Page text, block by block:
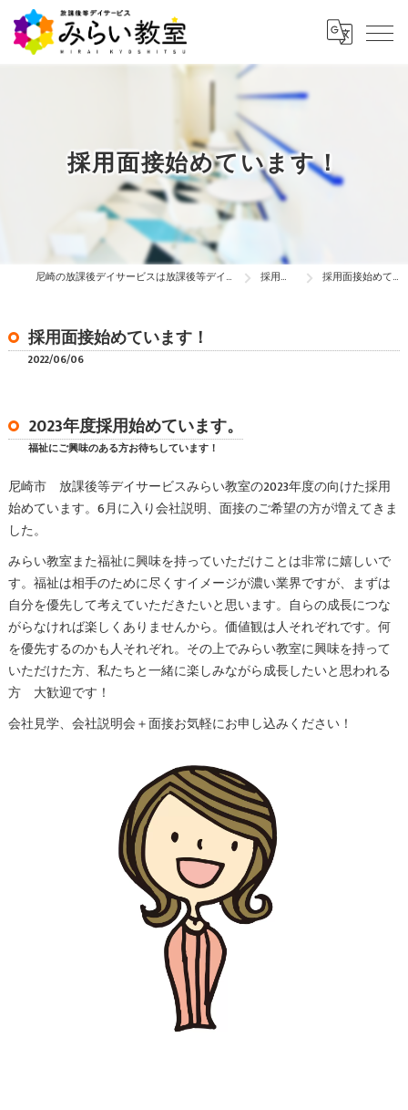
採用面接始めています！
尼崎の放課後デイサービスは放課後等デイサービス みらい教室 採用ブログ 採用面接始めています！
採用面接始めています！
2022/06/06
2023年度採用始めています。
福祉にご興味のある方お待ちしています！
尼崎市 放課後等デイサービスみらい教室の2023年度の向けた採用
始めています。6月に入り会社説明、面接のご希望の方が増えてきま
した。
みらい教室また福祉に興味を持っていただけことは非常に嬉しいで
す。福祉は相手のために尽くすイメージが濃い業界ですが、まずは
自分を優先して考えていただきたいと思います。自らの成長につな
がらなければ楽しくありませんから。価値観は人それぞれです。何
を優先するのかも人それぞれ。その上でみらい教室に興味を持って
いただけた方、私たちと一緒に楽しみながら成長したいと思われる
方 大歓迎です！
会社見学、会社説明会＋面接お気軽にお申し込みください！